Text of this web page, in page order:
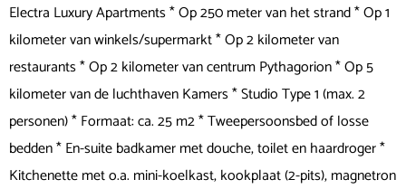
Electra Luxury Apartments * Op 250 meter van het strand * Op 1
kilometer van winkels/supermarkt * Op 2 kilometer van
restaurants * Op 2 kilometer van centrum Pythagorion * Op 5
kilometer van de luchthaven Kamers * Studio Type 1 (max. 2
personen) * Formaat: ca. 25 m2 * Tweepersoonsbed of losse
bedden * En-suite badkamer met douche, toilet en haardroger *
Kitchenette met o.a. mini-koelkast, kookplaat (2-pits), magnetron